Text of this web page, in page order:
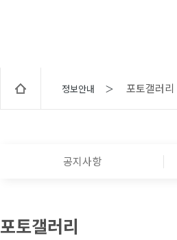
정보안내 ＞ 포토갤러리
공지사항
포토갤러리